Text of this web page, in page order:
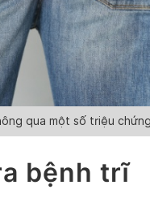
qua một số triệu
bệnh trĩ